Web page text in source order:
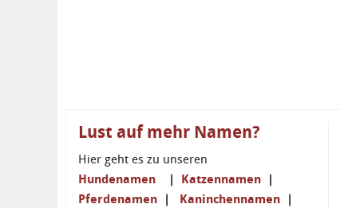
Lust auf mehr Namen?
Hier geht es zu unseren
Hundenamen | Katzennamen |
Pferdenamen | Kaninchennamen |